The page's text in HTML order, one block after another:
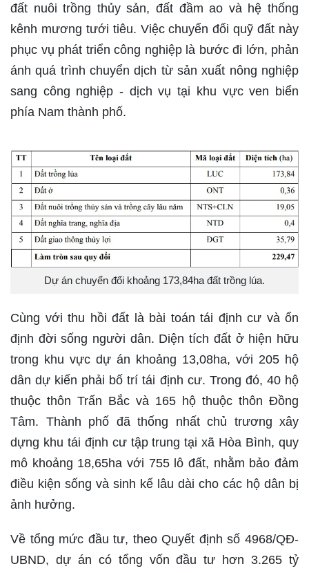
đất nuôi trồng thủy sản, đất đầm ao và hệ thống
kênh mương tưới tiêu. Việc chuyển đổi quỹ đất này
phục vụ phát triển công nghiệp là bước đi lớn, phản
ánh quá trình chuyển dịch từ sản xuất nông nghiệp
sang công nghiệp - dịch vụ tại khu vực ven biển
phía Nam thành phố.
Dự án chuyển đổi khoảng 173,84ha đất trồng lúa.
Cùng với thu hồi đất là bài toán tái định cư và ổn
định đời sống người dân. Diện tích đất ở hiện hữu
trong khu vực dự án khoảng 13,08ha, với 205 hộ
dân dự kiến phải bố trí tái định cư. Trong đó, 40 hộ
thuộc thôn Trấn Bắc và 165 hộ thuộc thôn Đồng
Tâm. Thành phố đã thống nhất chủ trương xây
dựng khu tái định cư tập trung tại xã Hòa Bình, quy
mô khoảng 18,65ha với 755 lô đất, nhằm bảo đảm
điều kiện sống và sinh kế lâu dài cho các hộ dân bị
ảnh hưởng.
Về tổng mức đầu tư, theo Quyết định số 4968/QĐ-
UBND, dự án có tổng vốn đầu tư hơn 3.265 tỷ